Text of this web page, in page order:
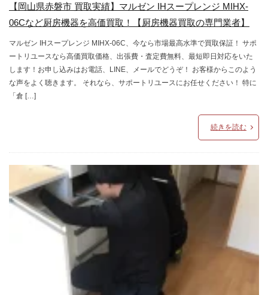
【岡山県赤磐市 買取実績】マルゼン IHスープレンジ MIHX-
06Cなど厨房機器を高価買取！【厨房機器買取の専門業者】
マルゼン IHスープレンジ MIHX-06C、今なら市場最高水準で買取保証！ サポ
ートリユースなら高価買取価格、出張費・査定費無料、最短即日対応をいた
します！お申し込みはお電話、LINE、メールでどうぞ！ お客様からこのよう
な声をよく聴きます。 それなら、サポートリユースにお任せください！ 特に
「倉 […]
続きを読む